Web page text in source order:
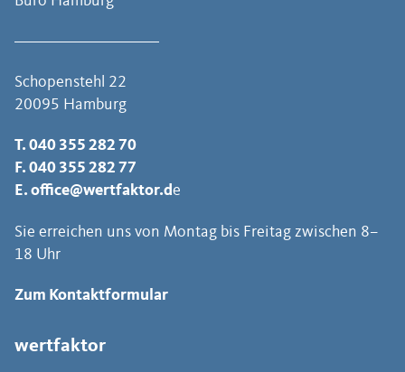
Schopenstehl 22
20095 Hamburg
T. 040 355 282 70
F. 040 355 282 77
E. office@wertfaktor.de
Sie erreichen uns von Montag bis Freitag zwischen 8–
18 Uhr
Zum Kontaktformular
wertfaktor